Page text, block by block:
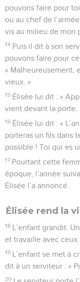
pouvons faire pour
ou au chef de
vis au milieu de mon
14 Puis il dit à son
pouvons faire pour
« Malheureusement,
vieux. »
15 Élisée lui dit : «
vient devant la porte.
16 Élisée lui dit : «
porteras un fils dans
possible ! Toi qui es
17 Pourtant cette
époque, l’année
Élisée l’a annoncé.
Élisée rend la
18 L’enfant grandit.
et travaille avec ceux
19 L’enfant se met à
dit à un serviteur : «
20